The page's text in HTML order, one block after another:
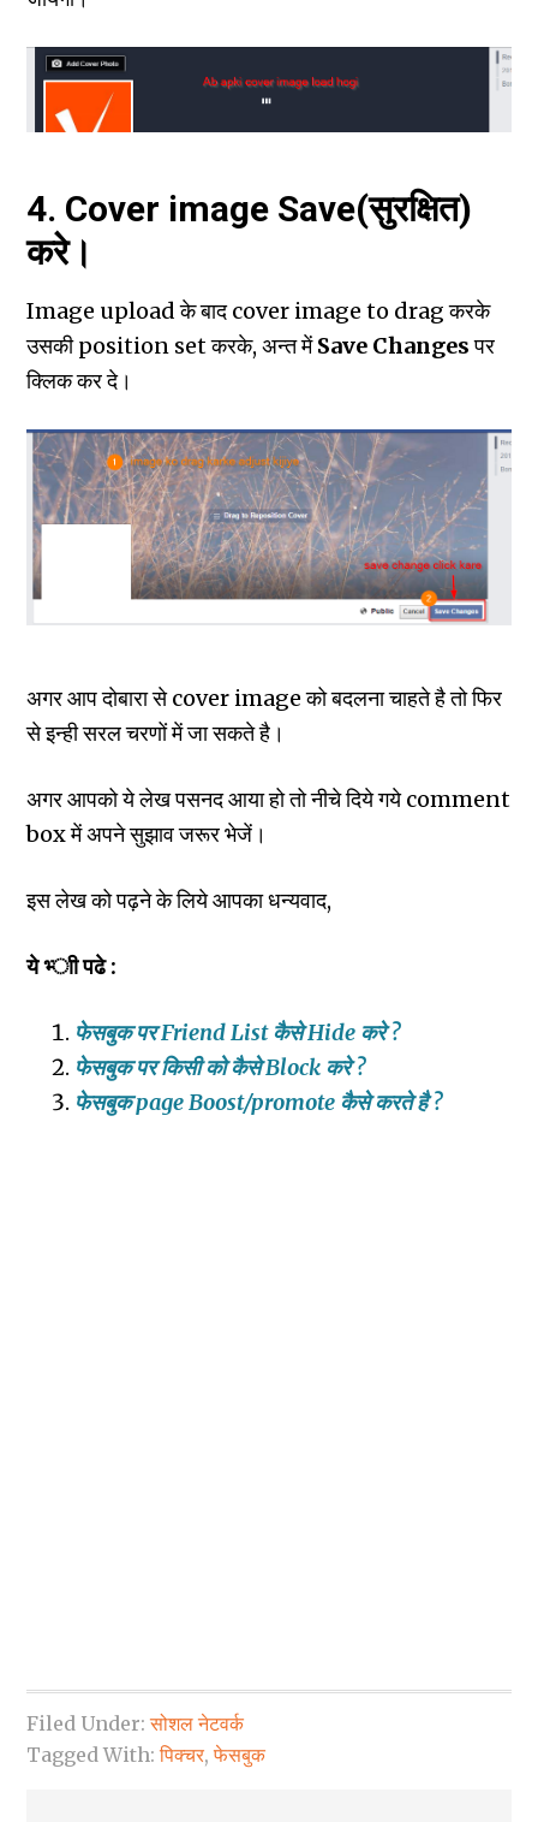
4. Cover image Save(सुरक्षित)
करे।
Image upload के बाद cover image to drag करके
उसकी position set करके, अन्‍त मेंSave Changesपर
क्लिक कर दे।
अगर आप दाेबारा से cover image को बदलना चाहते है तो फिर
से इन्‍ही सरल चरणों में जा सकते है।
अगर आपको ये लेख पसनद आया हो तो नीचे दिये गये comment
box में अपने सुझाव जरूर भेजें।
इस लेख को पढ़ने के लिये आपका धन्‍यवाद,
ये भ्‍ाी पढे :
फेसबुक पर Friend List कैसे Hide करे ?
फेसबुक पर किसी को कैसे Block करे ?
फेसबुक page Boost/promote कैसे करते है?
Filed Under:सोशल नेटवर्क
Tagged With:पिक्चर,फेसबुक